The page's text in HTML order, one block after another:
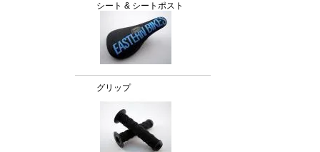
シート & シートポスト
グリップ